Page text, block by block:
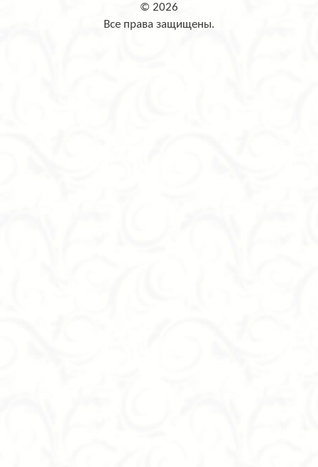
© 2026
Все права защищены.